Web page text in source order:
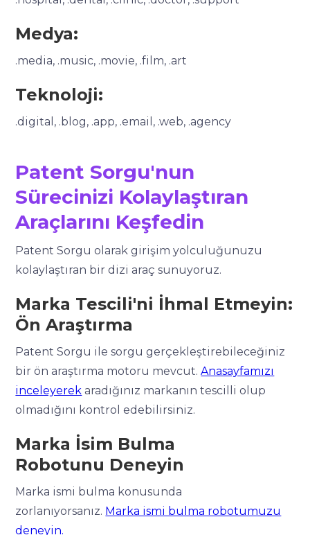
Medya:
.media, .music, .movie, .film, .art
Teknoloji:
.digital, .blog, .app, .email, .web, .agency
Patent Sorgu'nun
Sürecinizi Kolaylaştıran
Araçlarını Keşfedin
Patent Sorgu olarak girişim yolculuğunuzu
kolaylaştıran bir dizi araç sunuyoruz.
Marka Tescili'ni İhmal Etmeyin:
Ön Araştırma
Patent Sorgu ile sorgu gerçekleştirebileceğiniz
bir ön araştırma motoru mevcut.Anasayfamızı
inceleyerek aradığınız markanın tescilli olup
olmadığını kontrol edebilirsiniz.
Marka İsim Bulma
Robotunu Deneyin
Marka ismi bulma konusunda
zorlanıyorsanız. Marka ismi bulma robotumuzu
deneyin.